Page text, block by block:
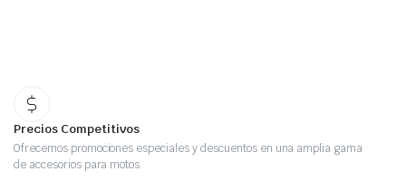
Precios Competitivos
Ofrecemos promociones especiales y descuentos en una amplia gama
de accesorios para motos.